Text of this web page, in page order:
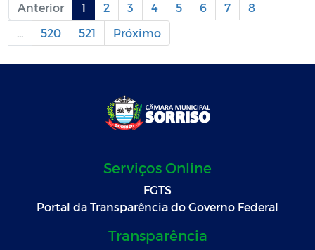
Anterior 1 2 3 4 5 6 7
8
...
520 521 Próximo
Serviços Online
FGTS
Portal da Transparência do Governo Federal
Transparência